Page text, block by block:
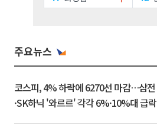
주요뉴스
코스피, 4% 하락에 6270선 마감…삼전
·SK하닉 '와르르' 각각 6%·10%대 급락